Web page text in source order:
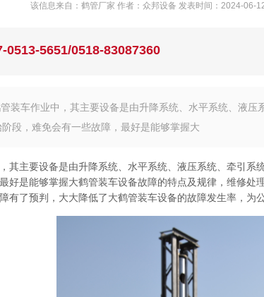
该信息来自：鹤管厂家 作者：众邦设备 发表时间：2024-06-
0513-5651/0518-83087360
装车作业中，其主要设备是由升降系统、水平系统、液压
段，难免会有一些故障，最好是能够掌握大
主要设备是由升降系统、水平系统、液压系统、牵引系
好是能够掌握大鹤管装车设备故障的特点及规律，维修处
有了预判，大大降低了大鹤管装车设备的故障发生率，为